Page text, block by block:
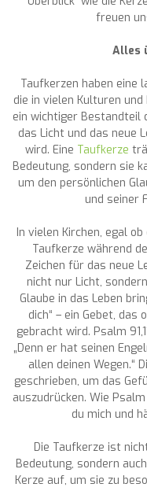
freuen
Alles
Taufkerzen haben eine
die in vielen Kulturen
ein wichtiger Bestandteil
das Licht und das neue
wird. Eine Taufkerze
Bedeutung, sondern sie
um den persönlichen
und seiner
In vielen Kirchen, egal
Taufkerze während
Zeichen für das neue
nicht nur Licht,
Glaube in das Leben
dich“ – ein Gebet,
gebracht wird. Psalm
„Denn er hat seinen
allen deinen Wegen.“
geschrieben, um das
auszudrücken. Wie
du mich und
Die Taufkerze ist
Bedeutung, sondern
Kerze auf, um sie zu